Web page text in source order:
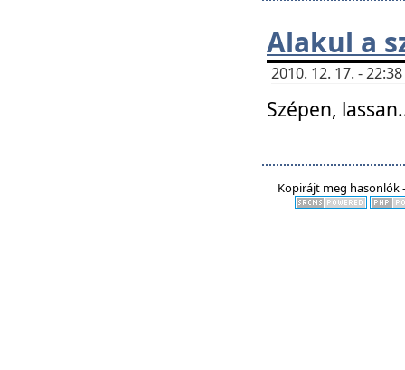
Alakul a
2010. 12. 17. -
Szépen,
Kopirájt meg hasonlók